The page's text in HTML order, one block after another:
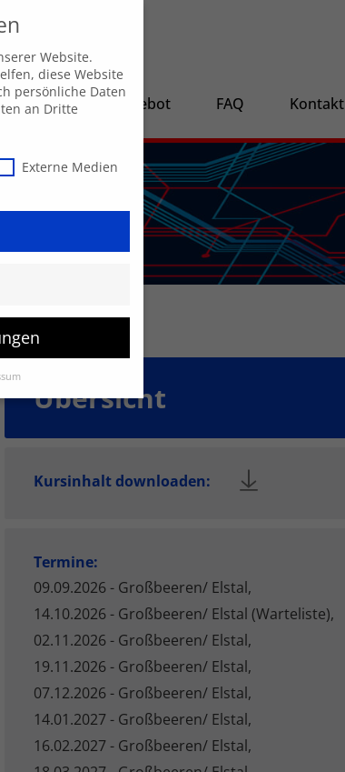
Beratungsangebot FAQ Kontakt
Übersicht
Kursinhalt downloaden:
Termine:
09.09.2026 - Großbeeren/ Elstal,
14.10.2026 - Großbeeren/ Elstal (Warteliste),
02.11.2026 - Großbeeren/ Elstal,
19.11.2026 - Großbeeren/ Elstal,
07.12.2026 - Großbeeren/ Elstal,
14.01.2027 - Großbeeren/ Elstal,
16.02.2027 - Großbeeren/ Elstal,
Website.
diese Website
persönliche Daten
an Dritte
Externe Medien
Sie können
auswählen.
für die einwandfreie
Statistiken
helfen uns zu